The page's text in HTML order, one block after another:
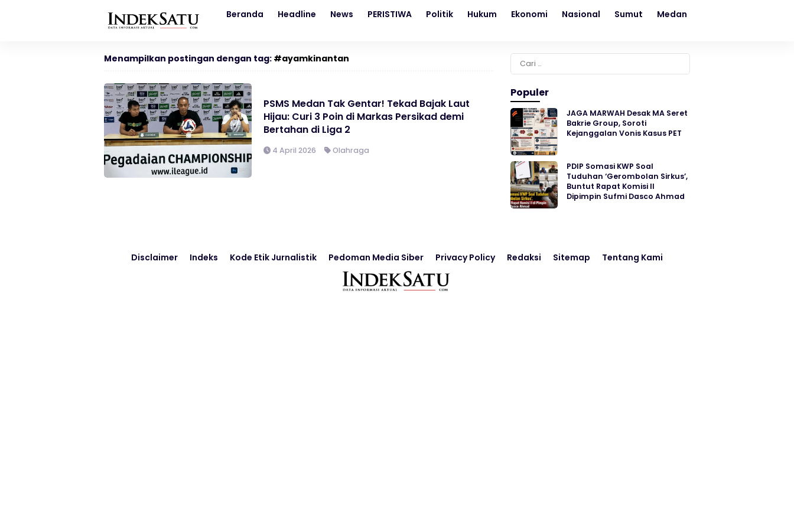
Beranda Headline News PERISTIWA Politik Hukum Ekonomi Nasional Sumut Medan
Menampilkan postingan dengan tag: #ayamkinantan
PSMS Medan Tak Gentar! Tekad Bajak Laut
Hijau: Curi 3 Poin di Markas Persikad demi
Bertahan di Liga 2
4 April 2026 Olahraga
Cari
untuk:
Populer
JAGA MARWAH Desak MA Seret
Bakrie Group, Soroti
Kejanggalan Vonis Kasus PET
PDIP Somasi KWP Soal
Tuduhan ‘Gerombolan Sirkus’,
Buntut Rapat Komisi II
Dipimpin Sufmi Dasco Ahmad
Disclaimer Indeks Kode Etik Jurnalistik Pedoman Media Siber Privacy Policy Redaksi Sitemap Tentang Kami